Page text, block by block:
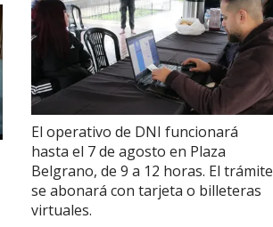
El operativo de DNI funcionará
hasta el 7 de agosto en Plaza
Belgrano, de 9 a 12 horas. El trámite
se abonará con tarjeta o billeteras
virtuales.